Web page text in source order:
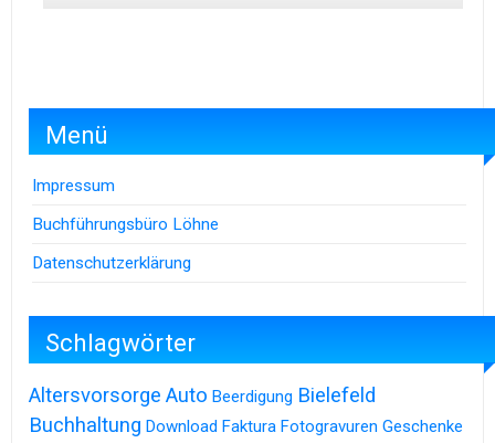
Menü
Impressum
Buchführungsbüro Löhne
Datenschutzerklärung
Schlagwörter
Altersvorsorge Auto Beerdigung Bielefeld
Buchhaltung Download Faktura Fotogravuren Geschenke